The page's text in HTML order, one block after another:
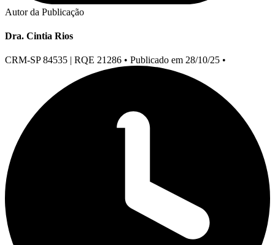
Autor da Publicação
Dra. Cintia Rios
CRM-SP 84535 | RQE 21286 • Publicado em 28/10/25 •